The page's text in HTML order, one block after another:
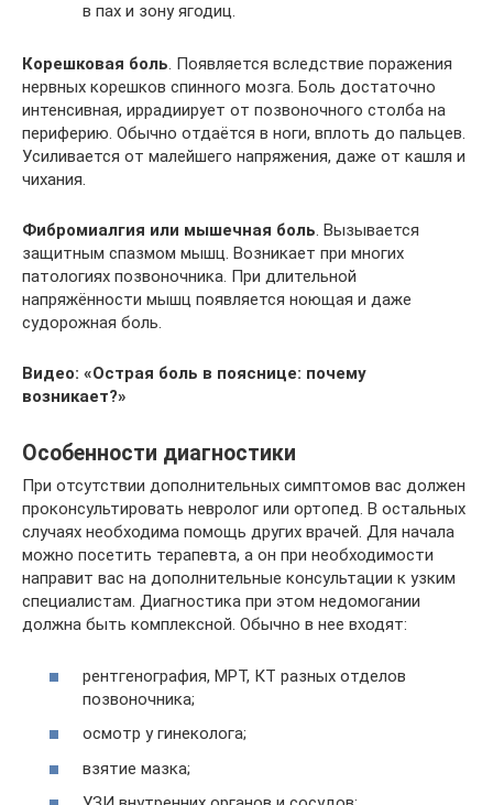
в пах и зону ягодиц.
Корешковая боль. Появляется вследствие поражения
нервных корешков спинного мозга. Боль достаточно
интенсивная, иррадиирует от позвоночного столба на
периферию. Обычно отдаётся в ноги, вплоть до пальцев.
Усиливается от малейшего напряжения, даже от кашля и
чихания.
Фибромиалгия или мышечная боль. Вызывается
защитным спазмом мышц. Возникает при многих
патологиях позвоночника. При длительной
напряжённости мышц появляется ноющая и даже
судорожная боль.
Видео: «Острая боль в пояснице: почему
возникает?»
Особенности диагностики
При отсутствии дополнительных симптомов вас должен
проконсультировать невролог или ортопед. В остальных
случаях необходима помощь других врачей. Для начала
можно посетить терапевта, а он при необходимости
направит вас на дополнительные консультации к узким
специалистам. Диагностика при этом недомогании
должна быть комплексной. Обычно в нее входят:
рентгенография, МРТ, КТ разных отделов
позвоночника;
осмотр у гинеколога;
взятие мазка;